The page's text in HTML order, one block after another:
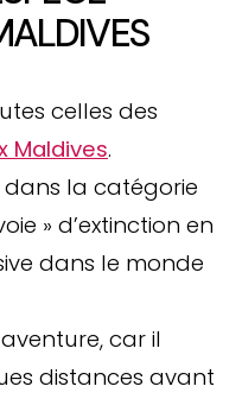
celles des
Maldives.
la catégorie
» d’extinction en
dans le monde
car il
distances avant